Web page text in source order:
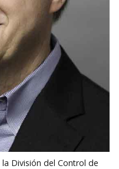
División del Control de